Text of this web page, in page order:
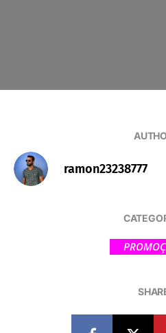
ramon23238777